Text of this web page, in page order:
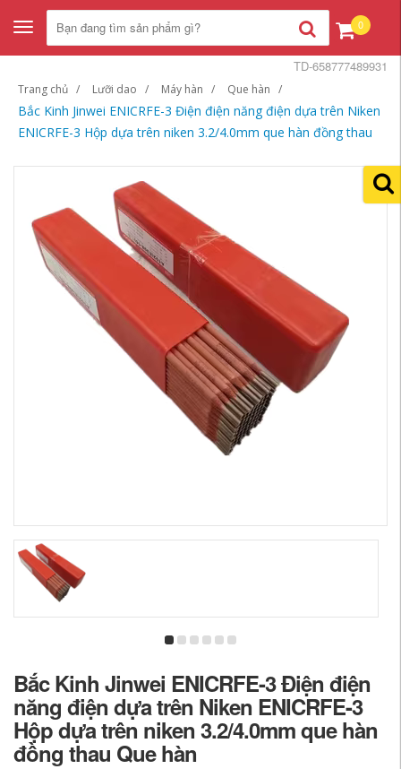
Toggle
navigation
0
Trang chủ Lưỡi dao Máy hàn Que hàn
Bắc Kinh Jinwei ENICRFE-3 Điện điện năng điện dựa trên Niken
ENICRFE-3 Hộp dựa trên niken 3.2/4.0mm que hàn đồng thau
TD-658777489931
Bắc Kinh Jinwei ENICRFE-3 Điện điện
năng điện dựa trên Niken ENICRFE-3
Hộp dựa trên niken 3.2/4.0mm que hàn
đồng thau Que hàn